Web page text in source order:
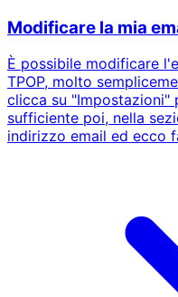
Modificare la mia
È possibile modificare
TPOP, molto
clicca su "Impostazioni"
sufficiente poi, nella
indirizzo email ed ecco